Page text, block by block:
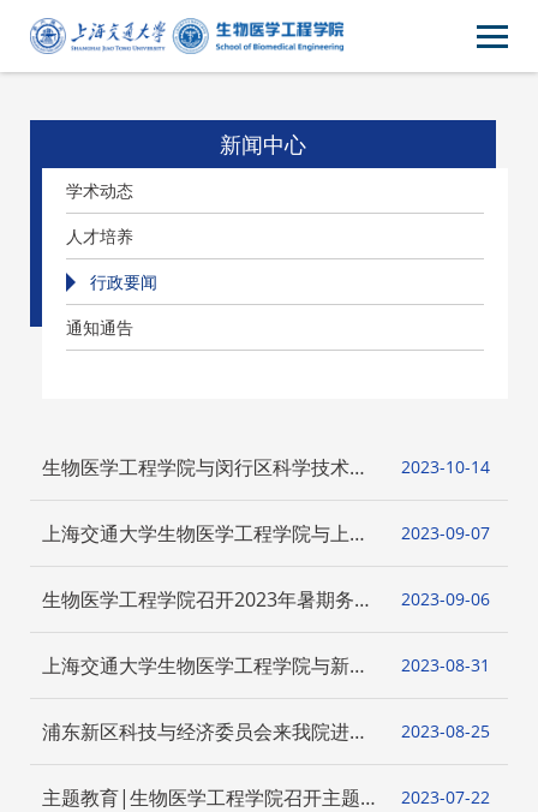
新闻中心
学术动态
人才培养
行政要闻
通知通告
生物医学工程学院与闵行区科学技术委
员会召开党建与科技成果转化工作交流
会
14
2023-10
上海交通大学生物医学工程学院与上海
市漕河泾新兴技术开发区发展总公司合
作交流座谈会顺利举行
07
2023-09
生物医学工程学院召开2023年暑期务虚
会
06
2023-09
上海交通大学生物医学工程学院与新疆
医科大学附属肿瘤医院开展交流座谈并
签署战略合作协议
31
2023-08
浦东新区科技与经济委员会来我院进行
调研交流
25
2023-08
主题教育|生物医学工程学院召开主题
22
2023-07